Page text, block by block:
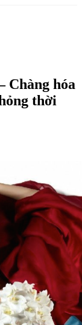
Chàng hóa
thời